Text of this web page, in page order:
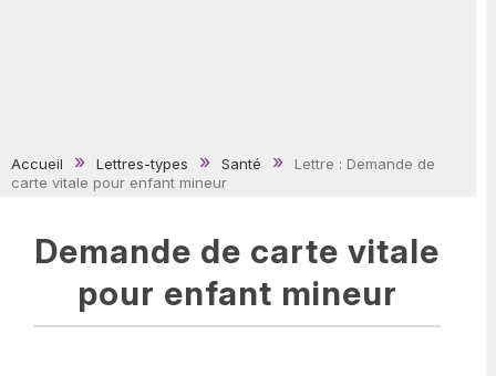
Accueil Lettres-types Santé
Lettre : Demande de
carte vitale pour enfant mineur
Demande de carte vitale
pour enfant mineur